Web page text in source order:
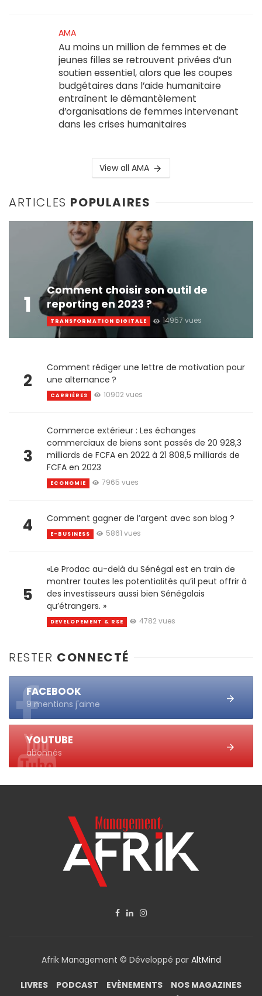
AMA
Au moins un million de femmes et de
jeunes filles se retrouvent privées d’un
soutien essentiel, alors que les coupes
budgétaires dans l’aide humanitaire
entraînent le démantèlement
d’organisations de femmes intervenant
dans les crises humanitaires
View all AMA
ARTICLES POPULAIRES
1
Comment choisir son outil de
reporting en 2023 ?
TRANSFORMATION DIGITALE 14957 vues
2
Comment rédiger une lettre de motivation pour
une alternance ?
CARRIÈRES 10902 vues
3
Commerce extérieur : Les échanges
commerciaux de biens sont passés de 20 928,3
milliards de FCFA en 2022 à 21 808,5 milliards de
FCFA en 2023
ECONOMIE 7965 vues
4 Comment gagner de l’argent avec son blog ?
E-BUSINESS 5861 vues
5
«Le Prodac au-delà du Sénégal est en train de
montrer toutes les potentialités qu’il peut offrir à
des investisseurs aussi bien Sénégalais
qu’étrangers. »
DEVELOPEMENT & RSE 4782 vues
RESTER CONNECTÉ
FACEBOOK
9 mentions j'aime
YOUTUBE
abonnés
Afrik Management © Développé par AltMind
LIVRES PODCAST EVÈNEMENTS
NOS MAGAZINES